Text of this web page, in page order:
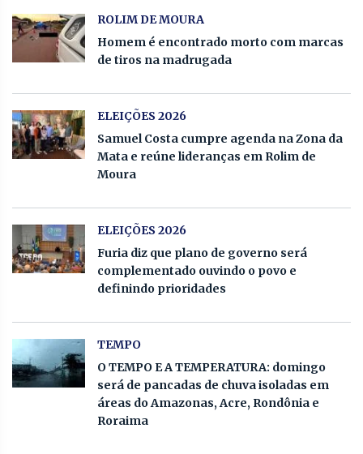
ROLIM DE MOURA
Homem é encontrado morto com marcas
de tiros na madrugada
ELEIÇÕES 2026
Samuel Costa cumpre agenda na Zona da
Mata e reúne lideranças em Rolim de
Moura
ELEIÇÕES 2026
Furia diz que plano de governo será
complementado ouvindo o povo e
definindo prioridades
TEMPO
O TEMPO E A TEMPERATURA: domingo
será de pancadas de chuva isoladas em
áreas do Amazonas, Acre, Rondônia e
Roraima